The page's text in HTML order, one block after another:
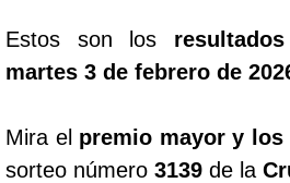
Estos son los resultados
martes 3 de febrero de
Mira el premio mayor y
sorteo número 3139 de la